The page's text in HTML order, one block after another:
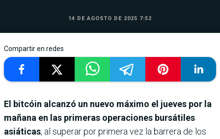
14 DE AGOSTO DE 2025 7:52
Compartir en redes
El bitcóin alcanzó un nuevo máximo el jueves por la
mañana en las primeras operaciones bursátiles
asiáticas, al superar por primera vez la barrera de los